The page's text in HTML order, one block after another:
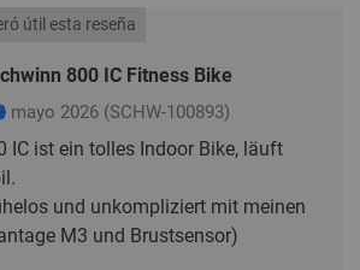
800 IC Fitness Bike
útil esta reseña
mayo 2026 (SCHW-100893)
IC ist ein tolles Indoor Bike, läuft
und unkompliziert mit meinen
M3 und Brustsensor)